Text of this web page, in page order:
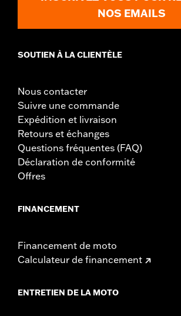
NOS EMAILS
SOUTIEN À LA CLIENTÈLE
Nous contacter
Suivre une commande
Expédition et livraison
Retours et échanges
Questions fréquentes (FAQ)
Déclaration de conformité
Offres
FINANCEMENT
Financement de moto
Calculateur de financement
ENTRETIEN DE LA MOTO